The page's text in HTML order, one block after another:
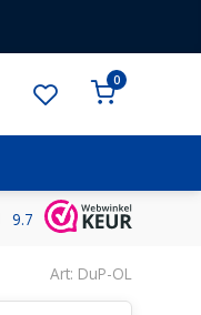
0
VANAF € 100 BINNEN
9.7
Art: DuP-OL